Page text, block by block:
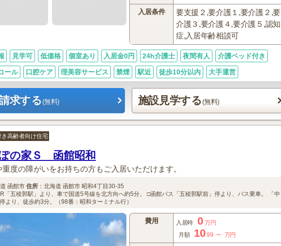
入居条件
要支援２,要介護１,要介護２,要
介護３,要介護４,要介護５,認知
症,入居年齢相談可
見学可 低価格 個室あり 入居金0円 24h介護士 夜間有人 介護ベッド付き
ール 口腔ケア 理美容サービス 禁煙 駅近 徒歩10分以内 大手運営
求する(無料) 施設見学する (無料)
高齢者向け住宅
の家Ｓ 函館昭和
度の障がいをお持ちの方もご入居いただけます。
函館市 住所 ： 北海道 函館市 昭和4丁目30-35
「五稜郭駅」より、車で国道5号線を北方向へ約5分。
□函館バス「五稜郭駅前」停より、バス乗車。
「中
より、徒歩約3分。（98番：昭和ターミナル行）
費用 入居時 0 万円
月額
10.99 ～ 万円